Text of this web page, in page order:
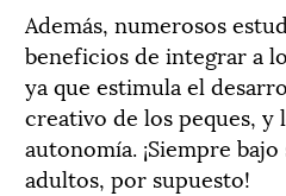
Además, numerosos
beneficios de integrar a
ya que estimula el
creativo de los peques, y
autonomía. ¡Siempre
adultos, por supuesto!